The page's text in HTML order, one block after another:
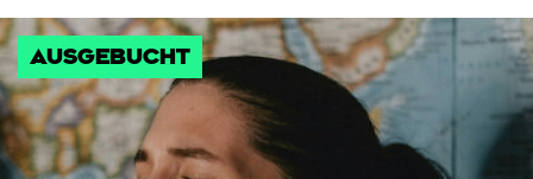
AUSGEBUCHT